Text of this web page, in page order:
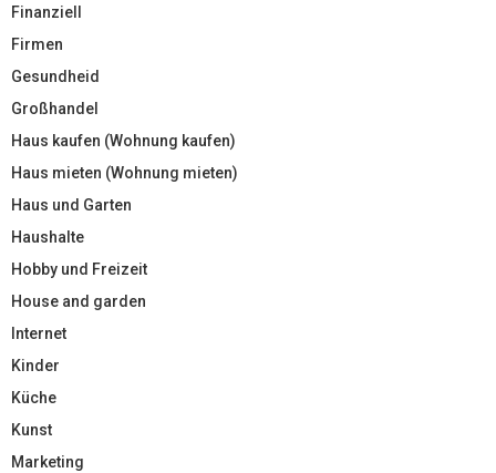
Finanziell
Firmen
Gesundheid
Großhandel
Haus kaufen (Wohnung kaufen)
Haus mieten (Wohnung mieten)
Haus und Garten
Haushalte
Hobby und Freizeit
House and garden
Internet
Kinder
Küche
Kunst
Marketing